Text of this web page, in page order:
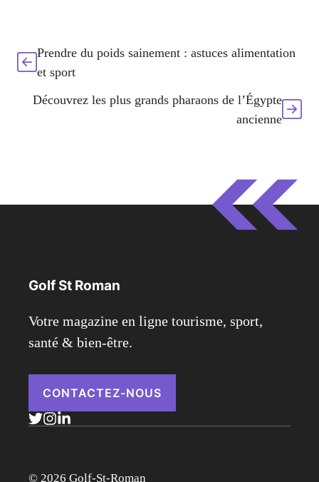
Prendre du poids sainement : astuces alimentation
et sport
Découvrez les plus grands pharaons de l’Égypte
ancienne
Golf St Roman
Votre magazine en ligne tourisme, sport,
santé & bien-être.
CONTACTEZ-NOUS
© 2026 Golf-St-Roman